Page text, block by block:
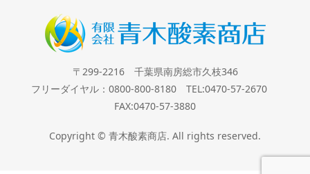
〒299-2216 千葉県南房総市久枝346
フリーダイヤル：0800-800-8180 TEL:0470-57-2670
FAX:0470-57-3880
Copyright © 青木酸素商店. All rights reserved.